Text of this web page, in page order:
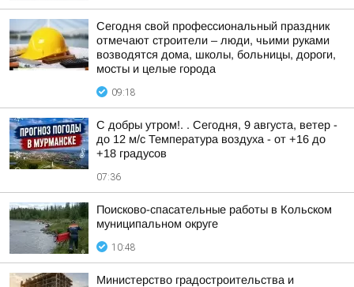
Сегодня свой профессиональный праздник
отмечают строители – люди, чьими руками
возводятся дома, школы, больницы, дороги,
мосты и целые города
09:18
С добры утром!. . Сегодня, 9 августа, ветер -
до 12 м/с Температура воздуха - от +16 до
+18 градусов
07:36
Поисково-спасательные работы в Кольском
муниципальном округе
10:48
Министерство градостроительства и